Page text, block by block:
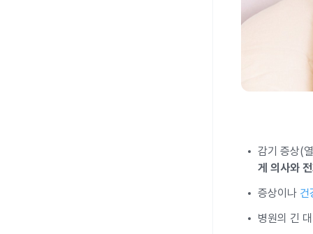
감기 증상(
게 의사와
증상이나 건
병원의 긴